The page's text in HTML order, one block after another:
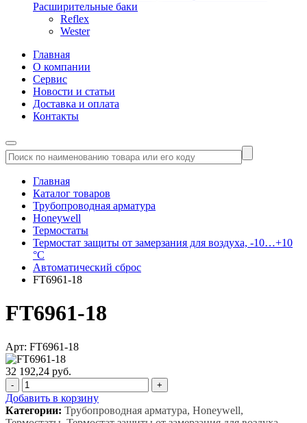
Расширительные баки
Reflex
Wester
Главная
О компании
Сервис
Новости и статьи
Доставка и оплата
Контакты
Главная
Каталог товаров
Трубопроводная арматура
Honeywell
Термостаты
Термостат защиты от замерзания для воздуха, -10…+10
°C
Автоматический сброс
FT6961-18
FT6961-18
Арт: FT6961-18
32 192,24 руб.
- +
Добавить в корзину
Категории: Трубопроводная арматура, Honeywell,